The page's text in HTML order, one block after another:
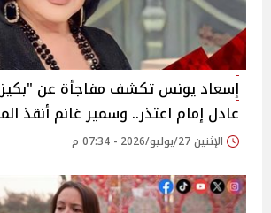
إسعاد يونس تكشف مفاجأة عن
عادل إمام اعتذر.. وسمير غانم أنقذ
الإثنين 27/يوليو/2026 - 07:34 م